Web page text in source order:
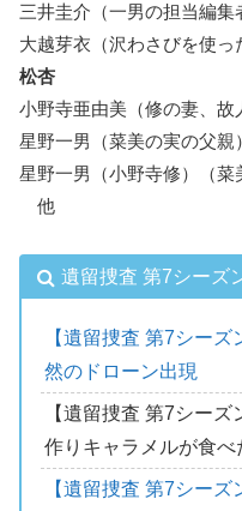
三井圭介（一男の担当編集
大越芽衣（沢わさびを使っ
松杏
小野寺亜由美（修の妻、故
星野一男（菜美の実の父親
星野一男（小野寺修）（菜
他
遺留捜査 第7シー
【遺留捜査 第7シー
然のドローン出現
【遺留捜査 第7シー
作りキャラメルが食べ
【遺留捜査 第7シー